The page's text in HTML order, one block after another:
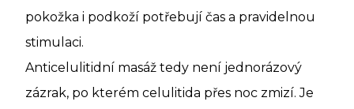
pokožka i podkoží potřebují čas a pravidelnou
stimulaci.
Anticelulitidní masáž tedy není jednorázový
zázrak, po kterém celulitida přes noc zmizí. Je